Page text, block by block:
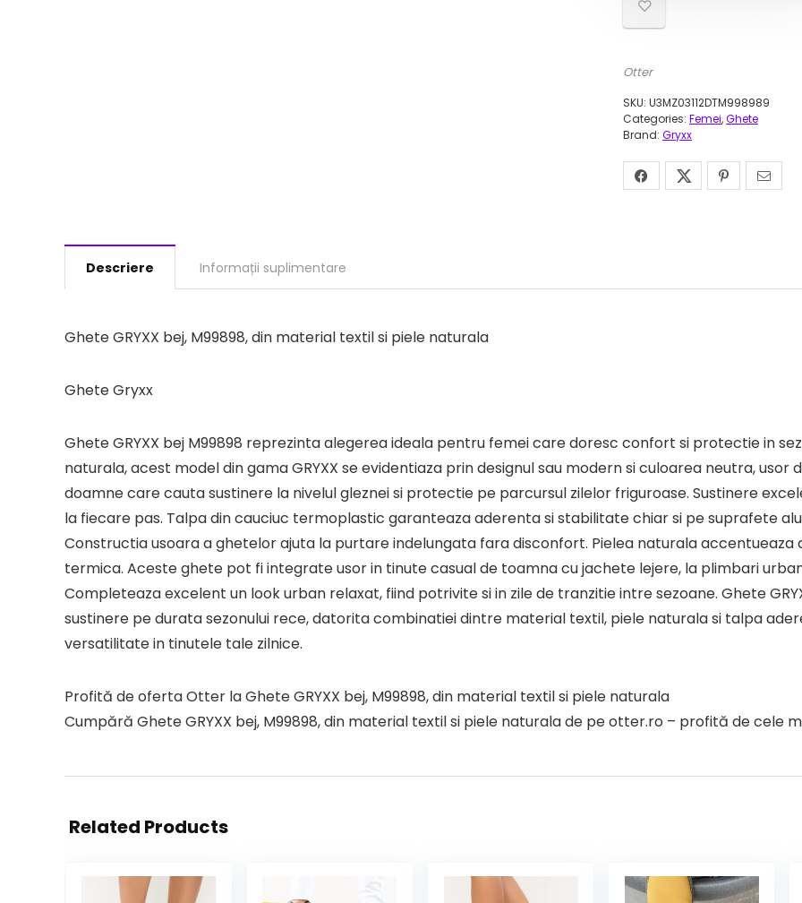
Otter
SKU: U3MZ03112DTM998989
Categories: Femei,Ghete
Brand: Gryxx
Descriere Informații suplimentare
Ghete GRYXX bej, M99898, din material textil si piele naturala
Ghete Gryxx
Ghete GRYXX bej M99898 reprezinta alegerea ideala pentru femei care doresc confort si protectie in
naturala, acest model din gama GRYXX se evidentiaza prin designul sau modern si culoarea neutra,
doamne care cauta sustinere la nivelul gleznei si protectie pe parcursul zilelor friguroase. Sustinere
la fiecare pas. Talpa din cauciuc termoplastic garanteaza aderenta si stabilitate chiar si pe suprafete
Constructia usoara a ghetelor ajuta la purtare indelungata fara disconfort. Pielea naturala
termica. Aceste ghete pot fi integrate usor in tinute casual de toamna cu jachete lejere, la plimbari
Completeaza excelent un look urban relaxat, fiind potrivite si in zile de tranzitie intre sezoane. Ghete
sustinere pe durata sezonului rece, datorita combinatiei dintre material textil, piele naturala si talpa
versatilitate in tinutele tale zilnice.
Profită de oferta Otter la Ghete GRYXX bej, M99898, din material textil si piele naturala
Cumpără Ghete GRYXX bej, M99898, din material textil si piele naturala de pe otter.ro – profită de cele
Related Products